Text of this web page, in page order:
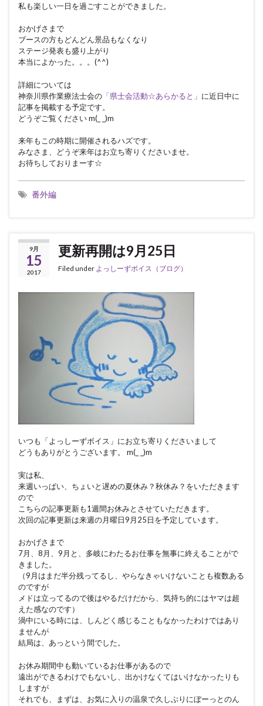
私も楽しい一日を過ごすことができました。
おかげさまで
ブースの方もどんどん景品もなくなり
ステージ発表も盛り上がり
本当によかった。。。(^^)
詳細については
神奈川県作業療法士会の 「県士会活動☆あらかると」 に近日中に
記事を掲載する予定です。
どうぞご覧ください m(_ _)m
来年もこの時期に開催されるハズです。
みなさま、どうぞ来年はお立ち寄りくださいませ。
お待ちしておりまーす☆
番外編
9月
15
2017
更新再開は9月25日
Filed under よっしーずボイス（ブログ）
いつも「よっしーずボイス」にお立ち寄りくださいまして
どうもありがとうございます。 m(_ _)m
実は私、
来週いっぱい、ちょいと遅めの夏休み？秋休み？をいただきます
ので
こちらの記事更新も1週間お休みとさせていただきます。
次回の記事更新は来週の月曜日9月25日を予定しています。
おかげさまで
7月、8月、9月と、多岐にわたるお仕事を無事に終えることがで
きました。
（9月はまだ半分残ってるし、やらなきゃいけないことも複数ある
のですが
メドは立ってるので後はやるだけだから、気持ち的にはヤマは超
えた感なのです）
渦中にいる時には、しんどく感じることもなかったわけではあり
ませんが
結局は、あっという間でした。
お休み期間中も動いているお仕事があるので
遠出ができるわけでもないし、出かけなくてはいけなかったりも
しますが
それでも、まずは、お気に入りの温泉で久しぶりにぼーっとのん